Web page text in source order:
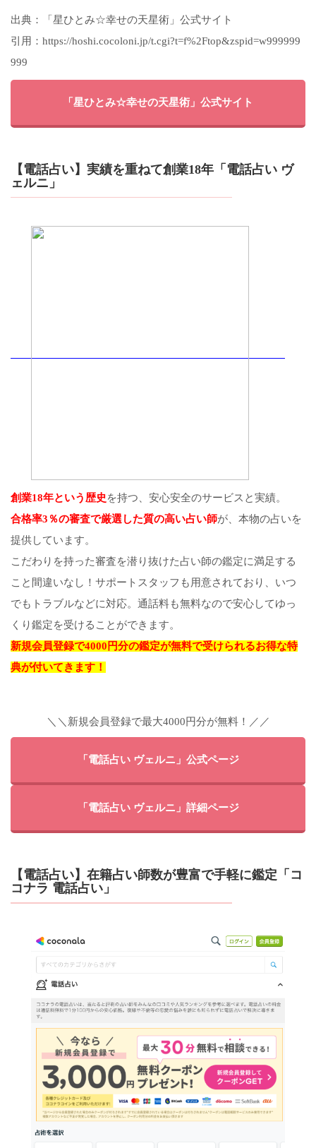
出典：「星ひとみ☆幸せの天星術」公式サイト
引用：https://hoshi.cocoloni.jp/t.cgi?t=f%2Ftop&zspid=w999999
999
「星ひとみ☆幸せの天星術」公式サイト
【電話占い】実績を重ねて創業18年「電話占い ヴ
ェルニ」
創業18年という歴史を持つ、安心安全のサービスと実績。
合格率3％の審査で厳選した質の高い占い師が、本物の占いを
提供しています。
こだわりを持った審査を潜り抜けた占い師の鑑定に満足する
こと間違いなし！サポートスタッフも用意されており、いつ
でもトラブルなどに対応。通話料も無料なので安心してゆっ
くり鑑定を受けることができます。
新規会員登録で4000円分の鑑定が無料で受けられるお得な特
典が付いてきます！
＼＼新規会員登録で最大4000円分が無料！／／
「電話占い ヴェルニ」公式ページ
「電話占い ヴェルニ」詳細ページ
【電話占い】在籍占い師数が豊富で手軽に鑑定「コ
コナラ 電話占い」